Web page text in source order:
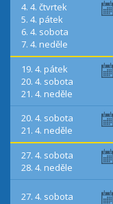
4. 4. čtvrtek
5. 4. pátek
6. 4. sobota
7. 4. neděle
19. 4. pátek
20. 4. sobota
21. 4. neděle
20. 4. sobota
21. 4. neděle
27. 4. sobota
28. 4. neděle
27. 4. sobota